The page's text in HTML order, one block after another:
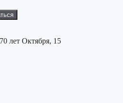
лет Октября, 15